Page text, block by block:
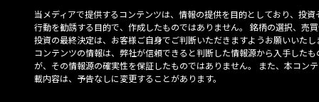
当メディアで提供するコンテンツは、情報の提供を目的としており、投資
行動を勧誘する目的で、作成したものではありません。 銘柄の選択、売
投資の最終決定は、お客様ご自身でご判断いただきますようお願いいたし
コンテンツの情報は、弊社が信頼できると判断した情報源から入手したも
が、その情報源の確実性を保証したものではありません。 また、本コン
載内容は、予告なしに変更することがあります。